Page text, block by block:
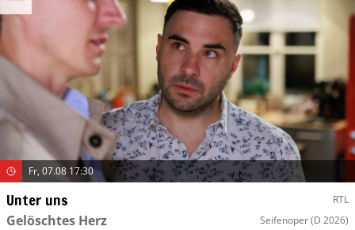
Fr, 07.08 17:30
Unter uns RTL
Gelöschtes Herz Seifenoper(D 2026)